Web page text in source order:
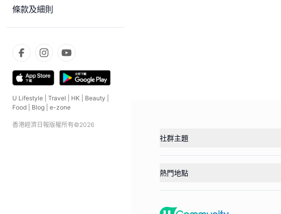
條款及細則
U Lifestyle Travel HK Beauty
Food
Blog e-zone
香港經濟日報版權所有©2026
社群主題
熱門地點